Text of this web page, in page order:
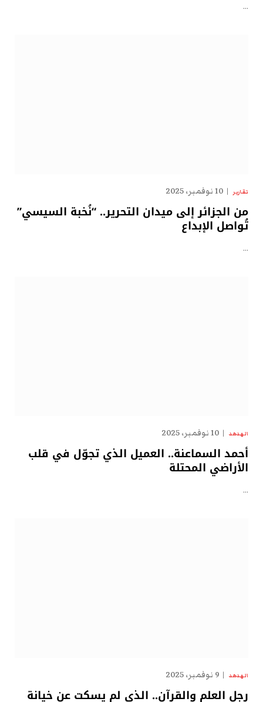
…
تقارير 10 نوفمبر، 2025
من الجزائر إلى ميدان التحرير.. “نُخبة السيسي”
تُواصل الإبداع
…
الهدهد 10 نوفمبر، 2025
أحمد السماعنة.. العميل الذي تجوّل في قلب
الأراضي المحتلة
…
الهدهد 9 نوفمبر، 2025
رجل العلم والقرآن.. الذي لم يسكت عن خيانة